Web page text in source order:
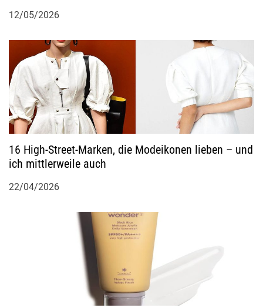
12/05/2026
16 High-Street-Marken, die Modeikonen lieben – und
ich mittlerweile auch
22/04/2026